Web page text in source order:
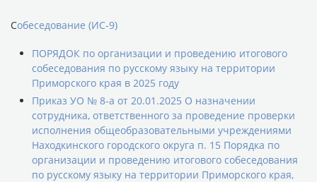
Собеседование (ИС-9)
ПОРЯДОК по организации и проведению итогового
собеседования по русскому языку на территории
Приморского края в 2025 году
Приказ УО № 8-а от 20.01.2025 О назначении
сотрудника, ответственного за проведение проверки
исполнения общеобразовательными учреждениями
Находкинского городского округа п. 15 Порядка по
организации и проведению итогового собеседования
по русскому языку на территории Приморского края,